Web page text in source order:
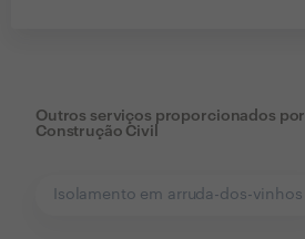
Outros serviços proporcionados por
Construção Civil
Isolamento em arruda-dos-vinhos